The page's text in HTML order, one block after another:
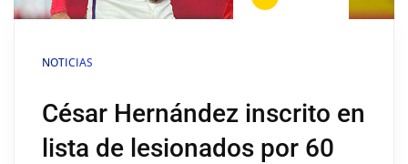
NOTICIAS
César Hernández inscrito en
lista de lesionados por 60